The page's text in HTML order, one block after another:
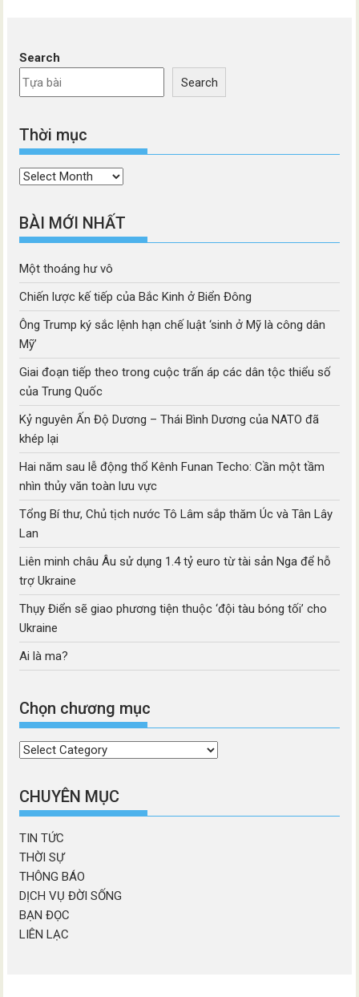
Search
Search
Thời mục
Thời
BÀI MỚI NHẤT
Một thoáng hư vô
Chiến lược kế tiếp của Bắc Kinh ở Biển Đông
Ông Trump ký sắc lệnh hạn chế luật ‘sinh ở Mỹ là công dân
Mỹ’
Giai đoạn tiếp theo trong cuộc trấn áp các dân tộc thiểu số
của Trung Quốc
Kỷ nguyên Ấn Độ Dương – Thái Bình Dương của NATO đã
khép lại
Hai năm sau lễ động thổ Kênh Funan Techo: Cần một tầm
nhìn thủy văn toàn lưu vực
Tổng Bí thư, Chủ tịch nước Tô Lâm sắp thăm Úc và Tân Lây
Lan
Liên minh châu Âu sử dụng 1.4 tỷ euro từ tài sản Nga để hỗ
trợ Ukraine
Thụy Điển sẽ giao phương tiện thuộc ‘đội tàu bóng tối’ cho
Ukraine
Ai là ma?
Chọn chương mục
Chọn
mục
CHUYÊN MỤC
TIN TỨC
THỜI SỰ
THÔNG BÁO
DỊCH VỤ ĐỜI SỐNG
BẠN ĐỌC
LIÊN LẠC